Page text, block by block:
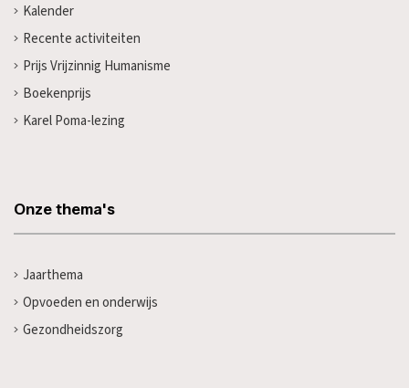
Kalender
Recente activiteiten
Prijs Vrijzinnig Humanisme
Boekenprijs
Karel Poma-lezing
Onze thema's
Jaarthema
Opvoeden en onderwijs
Gezondheidszorg